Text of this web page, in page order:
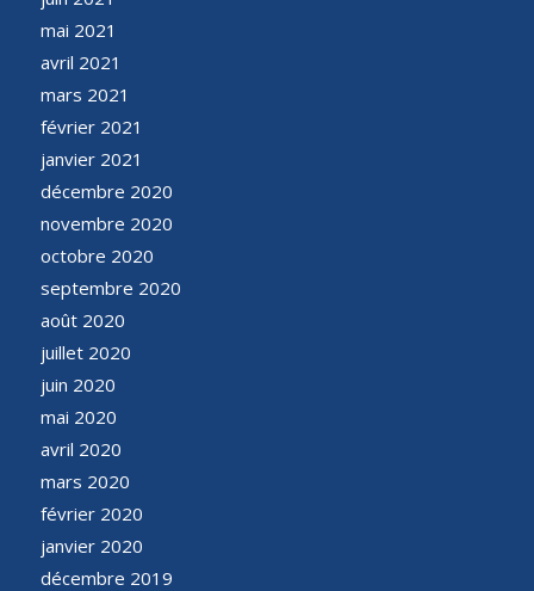
mai 2021
avril 2021
mars 2021
février 2021
janvier 2021
décembre 2020
novembre 2020
octobre 2020
septembre 2020
août 2020
juillet 2020
juin 2020
mai 2020
avril 2020
mars 2020
février 2020
janvier 2020
décembre 2019